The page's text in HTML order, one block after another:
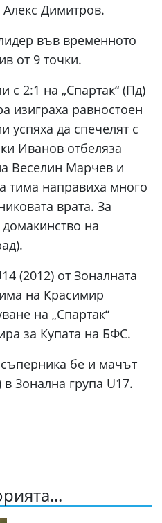
Димитров.
във временното
от 9 точки.
с 2:1 на „Спартак“ (Пд)
изиграха равностоен
успяха да спечелят с
Иванов отбеляза
Веселин Марчев и
тима направиха много
врата. За
домакинство на
(2012) от Зоналната
на Красимир
на „Спартак“
за Купата на БФС.
бе и мачът
Зонална група U17.